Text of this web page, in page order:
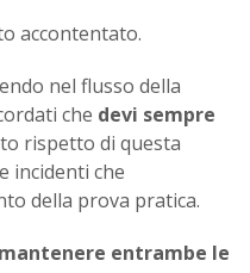
accontentato.
nel flusso della
che devi sempre
rispetto di questa
incidenti che
della prova pratica.
mantenere entrambe le